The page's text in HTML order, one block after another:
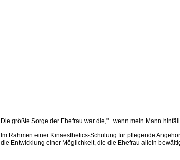
Die größte Sorge der Ehefrau war die,"...wenn mein Mann
Im Rahmen einer Kinaesthetics-Schulung für pflegende
die Entwicklung einer Möglichkeit, die die Ehefrau allein